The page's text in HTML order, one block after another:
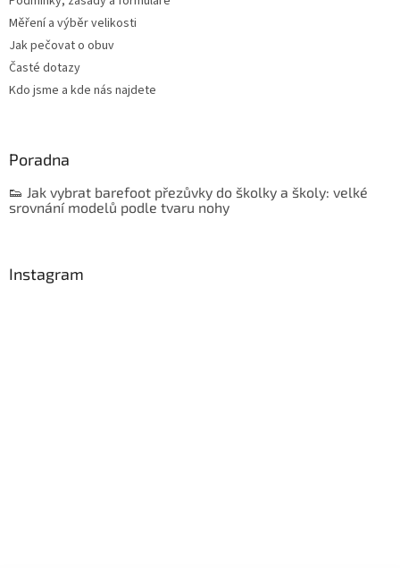
Měření a výběr velikosti
Jak pečovat o obuv
Časté dotazy
Kdo jsme a kde nás najdete
Poradna
👟 Jak vybrat barefoot přezůvky do školky a školy: velké
srovnání modelů podle tvaru nohy
Instagram